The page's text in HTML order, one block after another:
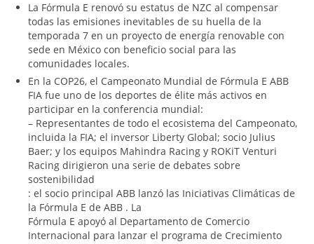
La Fórmula E renovó su estatus de NZC al compensar
todas las emisiones inevitables de su huella de la
temporada 7 en un proyecto de energía renovable con
sede en México con beneficio social para las
comunidades locales.
En la COP26, el Campeonato Mundial de Fórmula E ABB
FIA fue uno de los deportes de élite más activos en
participar en la conferencia mundial:
– Representantes de todo el ecosistema del Campeonato,
incluida la FIA; el inversor Liberty Global; socio Julius
Baer; y los equipos Mahindra Racing y ROKiT Venturi
Racing dirigieron una serie de debates sobre
sostenibilidad
: el socio principal ABB lanzó las Iniciativas Climáticas de
la Fórmula E de ABB . La
Fórmula E apoyó al Departamento de Comercio
Internacional para lanzar el programa de Crecimiento